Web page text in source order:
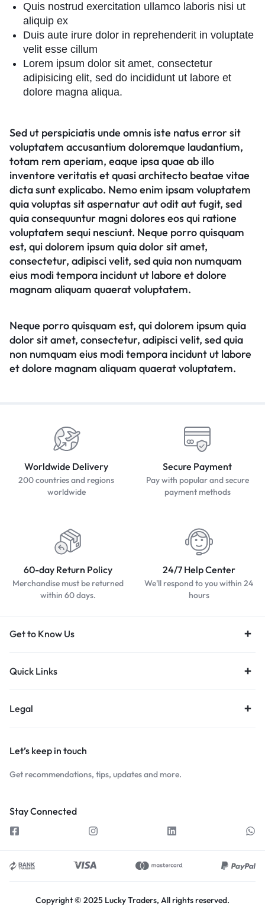
Quis nostrud exercitation ullamco laboris nisi ut
aliquip ex
Duis aute irure dolor in reprehenderit in voluptate
velit esse cillum
Lorem ipsum dolor sit amet, consectetur
adipisicing elit, sed do incididunt ut labore et
dolore magna aliqua.
Sed ut perspiciatis unde omnis iste natus error sit
voluptatem accusantium doloremque laudantium,
totam rem aperiam, eaque ipsa quae ab illo
inventore veritatis et quasi architecto beatae vitae
dicta sunt explicabo. Nemo enim ipsam voluptatem
quia voluptas sit aspernatur aut odit aut fugit, sed
quia consequuntur magni dolores eos qui ratione
voluptatem sequi nesciunt. Neque porro quisquam
est, qui dolorem ipsum quia dolor sit amet,
consectetur, adipisci velit, sed quia non numquam
eius modi tempora incidunt ut labore et dolore
magnam aliquam quaerat voluptatem.
Neque porro quisquam est, qui dolorem ipsum quia
dolor sit amet, consectetur, adipisci velit, sed quia
non numquam eius modi tempora incidunt ut labore
et dolore magnam aliquam quaerat voluptatem.
Worldwide Delivery
200 countries and regions
worldwide
Secure Payment
Pay with popular and secure
payment methods
60-day Return Policy
Merchandise must be returned
within 60 days.
24/7 Help Center
We'll respond to you within 24
hours
Get to Know Us
Quick Links
Legal
Let’s keep in touch
Get recommendations, tips, updates and more.
Stay Connected
Copyright © 2025 Lucky Traders, All rights reserved.